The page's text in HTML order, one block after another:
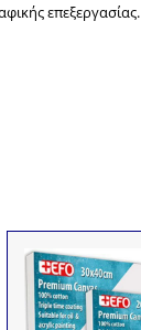
επεξεργασίας.